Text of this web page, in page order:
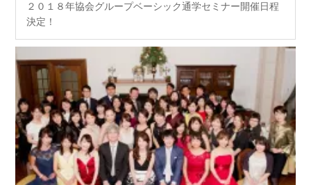
２０１８年協会グループベーシック通学セミナー開催日程
決定！